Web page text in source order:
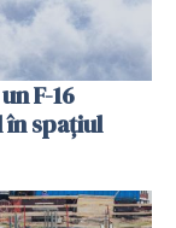
F-16
spațiul